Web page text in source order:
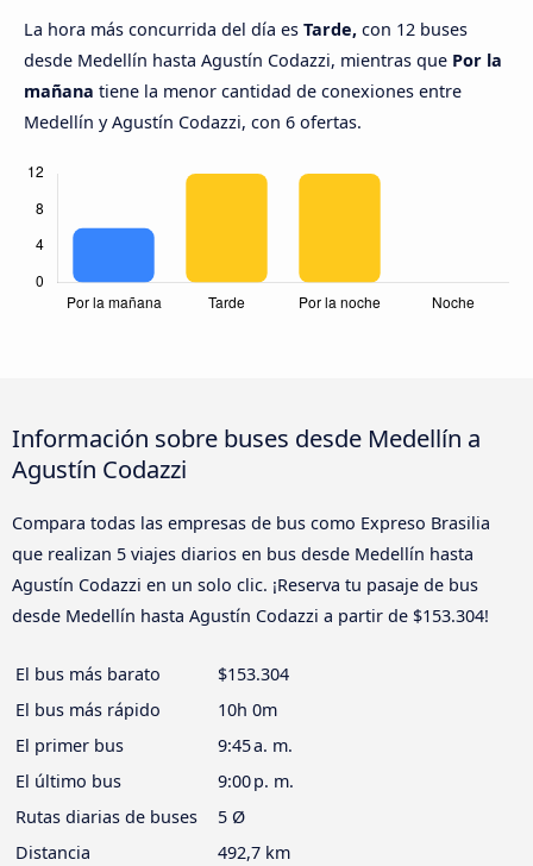
La hora más concurrida del día es Tarde, con 12 buses
desde Medellín hasta Agustín Codazzi, mientras que Por la
mañana tiene la menor cantidad de conexiones entre
Medellín y Agustín Codazzi, con 6 ofertas.
Información sobre buses desde Medellín a
Agustín Codazzi
Compara todas las empresas de bus como Expreso Brasilia
que realizan 5 viajes diarios en bus desde Medellín hasta
Agustín Codazzi en un solo clic. ¡Reserva tu pasaje de bus
desde Medellín hasta Agustín Codazzi a partir de $153.304!
El bus más barato
$153.304
El bus más rápido
10h 0m
El primer bus
9:45 a. m.
El último bus
9:00 p. m.
Rutas diarias de buses
5 Ø
Distancia
492,7 km